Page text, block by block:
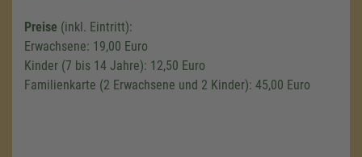
Preise (inkl. Eintritt):
Erwachsene: 19,00 Euro
Kinder (7 bis 14 Jahre): 12,50 Euro
Familienkarte (2 Erwachsene und 2 Kinder): 45,00 Euro